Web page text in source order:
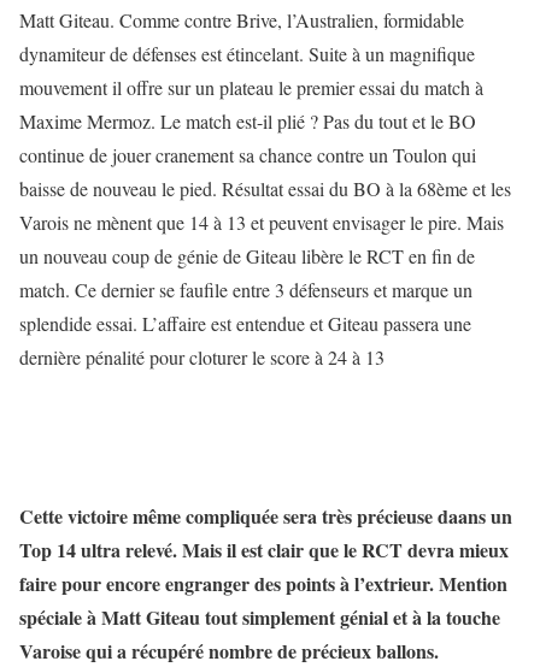
Matt Giteau. Comme contre Brive, l’Australien, formidable
dynamiteur de défenses est étincelant. Suite à un magnifique
mouvement il offre sur un plateau le premier essai du match à
Maxime Mermoz. Le match est-il plié ? Pas du tout et le BO
continue de jouer cranement sa chance contre un Toulon qui
baisse de nouveau le pied. Résultat essai du BO à la 68ème et les
Varois ne mènent que 14 à 13 et peuvent envisager le pire. Mais
un nouveau coup de génie de Giteau libère le RCT en fin de
match. Ce dernier se faufile entre 3 défenseurs et marque un
splendide essai. L’affaire est entendue et Giteau passera une
dernière pénalité pour cloturer le score à 24 à 13
Cette victoire même compliquée sera très précieuse daans un
Top 14 ultra relevé. Mais il est clair que le RCT devra mieux
faire pour encore engranger des points à l’extrieur. Mention
spéciale à Matt Giteau tout simplement génial et à la touche
Varoise qui a récupéré nombre de précieux ballons.